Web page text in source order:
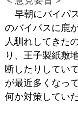
早朝にバイパ
のバイパスに鹿
人馴れしてきた
り、王子製紙敷
断したりしてい
が最近多くなっ
何か対策してい